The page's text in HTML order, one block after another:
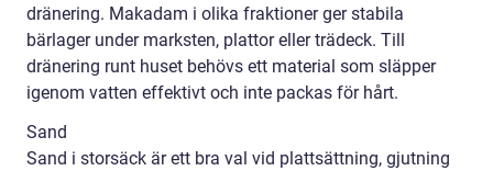
dränering. Makadam i olika fraktioner ger stabila
bärlager under marksten, plattor eller trädeck. Till
dränering runt huset behövs ett material som släpper
igenom vatten effektivt och inte packas för hårt.
Sand
Sand i storsäck är ett bra val vid plattsättning, gjutning